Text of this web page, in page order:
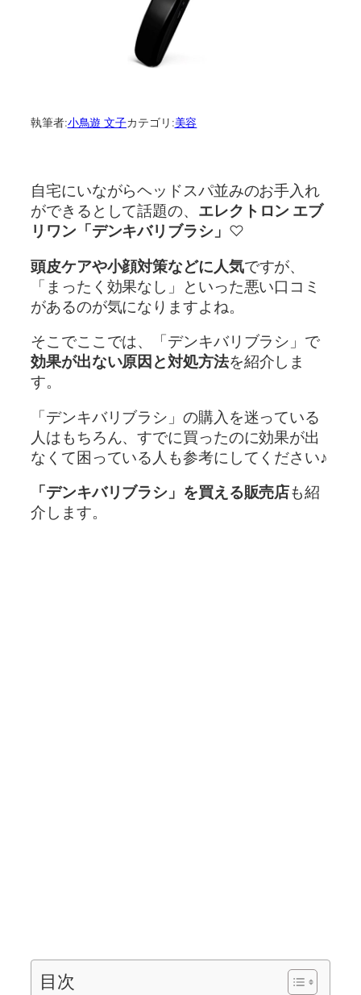
執筆者:小鳥遊 文子カテゴリ:美容
自宅にいながらヘッドスパ並みのお手入れ
ができるとして話題の、 エレクトロン エブ
リワン「デンキバリブラシ」 ♡
頭皮ケアや小顔対策などに人気ですが、
「まったく効果なし」といった悪い口コミ
があるのが気になりますよね。
そこでここでは、「デンキバリブラシ」で
効果が出ない原因と対処方法を紹介しま
す。
「デンキバリブラシ」の購入を迷っている
人はもちろん、すでに買ったのに効果が出
なくて困っている人も参考にしてください♪
「デンキバリブラシ」を買える販売店も紹
介します。
目次